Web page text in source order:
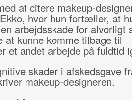
at citere makeup-
hvor hun fortæller, at
arbejdsskade for alvorligt
at kunne komme tilbage til
et andet arbejde på fuldtid
skader i afskedsgave
makeup-designeren.